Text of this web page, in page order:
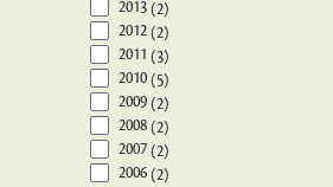
2013 (2)
2012 (2)
2011 (3)
2010 (5)
2009 (2)
2008 (2)
2007 (2)
2006 (2)